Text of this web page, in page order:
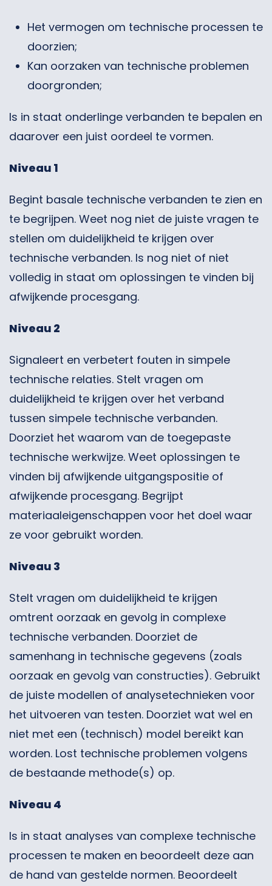
Het vermogen om technische processen te
doorzien;
Kan oorzaken van technische problemen
doorgronden;
Is in staat onderlinge verbanden te bepalen en
daarover een juist oordeel te vormen.
Niveau 1
Begint basale technische verbanden te zien en
te begrijpen. Weet nog niet de juiste vragen te
stellen om duidelijkheid te krijgen over
technische verbanden. Is nog niet of niet
volledig in staat om oplossingen te vinden bij
afwijkende procesgang.
Niveau 2
Signaleert en verbetert fouten in simpele
technische relaties. Stelt vragen om
duidelijkheid te krijgen over het verband
tussen simpele technische verbanden.
Doorziet het waarom van de toegepaste
technische werkwijze. Weet oplossingen te
vinden bij afwijkende uitgangspositie of
afwijkende procesgang. Begrijpt
materiaaleigenschappen voor het doel waar
ze voor gebruikt worden.
Niveau 3
Stelt vragen om duidelijkheid te krijgen
omtrent oorzaak en gevolg in complexe
technische verbanden. Doorziet de
samenhang in technische gegevens (zoals
oorzaak en gevolg van constructies). Gebruikt
de juiste modellen of analysetechnieken voor
het uitvoeren van testen. Doorziet wat wel en
niet met een (technisch) model bereikt kan
worden. Lost technische problemen volgens
de bestaande methode(s) op.
Niveau 4
Is in staat analyses van complexe technische
processen te maken en beoordeelt deze aan
de hand van gestelde normen. Beoordeelt